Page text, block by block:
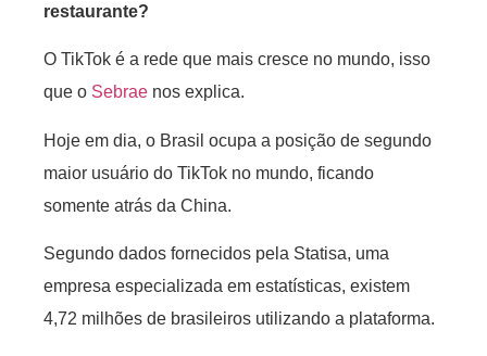
restaurante?
O TikTok é a rede que mais cresce no mundo, isso
que o Sebrae nos explica.
Hoje em dia, o Brasil ocupa a posição de segundo
maior usuário do TikTok no mundo, ficando
somente atrás da China.
Segundo dados fornecidos pela Statisa, uma
empresa especializada em estatísticas, existem
4,72 milhões de brasileiros utilizando a plataforma.